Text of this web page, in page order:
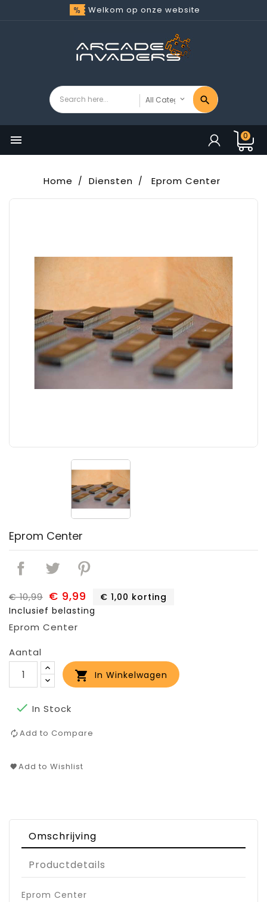
Welkom op onze website
 0
Home Diensten Eprom Center
Eprom Center
€ 10,99 € 9,99
€ 1,00 korting
Inclusief belasting
Eprom Center
Aantal
 In Winkelwagen
 In Stock
Add to Compare
Add to Wishlist
Omschrijving
Productdetails
Eprom Center